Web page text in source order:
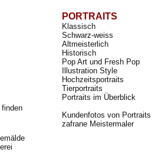
PORTRAITS
Klassisch
Schwarz-weiss
Altmeisterlich
Historisch
Pop Art und Fresh Pop
Illustration Style
Hochzeitsportraits
Tierportraits
Portraits im Überblick
Kundenfotos von Portraits
zafrane Meistermaler